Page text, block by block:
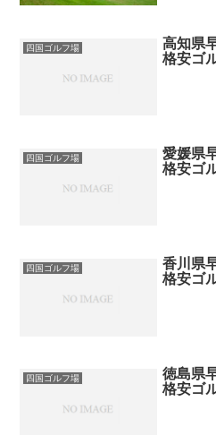
四国ゴルフ場
高知県
格安ゴ
四国ゴルフ場
愛媛県
格安ゴ
四国ゴルフ場
香川県
格安ゴ
四国ゴルフ場
徳島県
格安ゴ